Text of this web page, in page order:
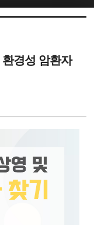
경성 암환자
5
5